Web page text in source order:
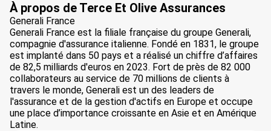
À propos de Terce Et Olive Assurances
Generali France
Generali France est la filiale française du groupe Generali,
compagnie d'assurance italienne. Fondé en 1831, le groupe
est implanté dans 50 pays et a réalisé un chiffre d’affaires
de 82,5 milliards d'euros en 2023. Fort de près de 82 000
collaborateurs au service de 70 millions de clients à
travers le monde, Generali est un des leaders de
l'assurance et de la gestion d'actifs en Europe et occupe
une place d’importance croissante en Asie et en Amérique
Latine.